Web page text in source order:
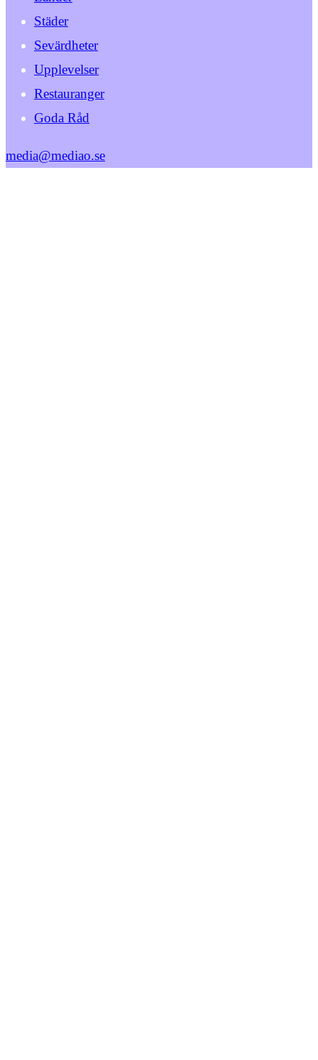
Städer
Sevärdheter
Upplevelser
Restauranger
Goda Råd
media@mediao.se